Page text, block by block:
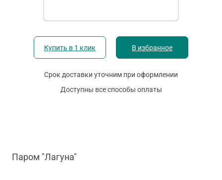
Купить в 1 клик В избранное
Срок доставки уточним при оформлении
Доступны все способы оплаты
Паром "Лагуна"